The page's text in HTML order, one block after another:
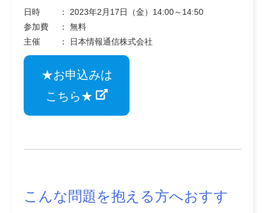
日時 ： 2023年2月17日（金）14:00～14:50
参加費 ： 無料
主催 ： 日本情報通信株式会社
★お申込みは
こちら★
こんな問題を抱える方へおすす